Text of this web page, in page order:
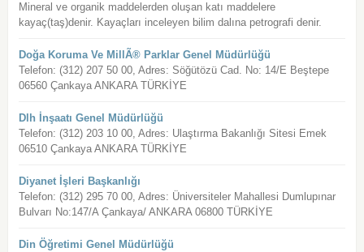
Mineral ve organik maddelerden oluşan katı maddelere
kayaç(taş)denir. Kayaçları inceleyen bilim dalına petrografi denir.
Doğa Koruma Ve MillÃ® Parklar Genel Müdürlüğü
Telefon: (312) 207 50 00, Adres: Söğütözü Cad. No: 14/E Beştepe
06560 Çankaya ANKARA TÜRKİYE
Dlh İnşaatı Genel Müdürlüğü
Telefon: (312) 203 10 00, Adres: Ulaştırma Bakanlığı Sitesi Emek
06510 Çankaya ANKARA TÜRKİYE
Diyanet İşleri Başkanlığı
Telefon: (312) 295 70 00, Adres: Üniversiteler Mahallesi Dumlupınar
Bulvarı No:147/A Çankaya/ ANKARA 06800 TÜRKİYE
Din Öğretimi Genel Müdürlüğü